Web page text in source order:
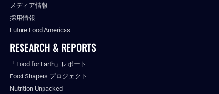
メディア情報
採用情報
Future Food Americas
RESEARCH & REPORTS
「Food for Earth」レポート
Food Shapers プロジェクト
Nutrition Unpacked